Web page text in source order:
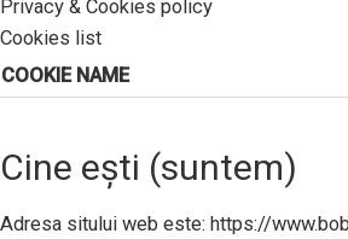
Privacy & Cookies policy
Cookies list
COOKIE NAME
Cine ești (suntem)
Adresa sitului web este: https://